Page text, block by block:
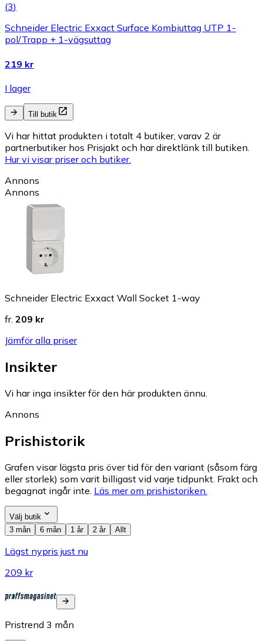
(3)
Schneider Electric Exxact Surface Kombiuttag UTP 1-
pol/Trapp + 1-vägsuttag
219 kr
I lager
Till butik
Vi har hittat produkten i totalt 4 butiker, varav 2 är
partnerbutiker hos Prisjakt och har direktlänk till butiken.
Hur vi visar priser och butiker.
Annons
Annons
Schneider Electric Exxact Wall Socket 1-way
fr. 209 kr
Jämför alla priser
Insikter
Vi har inga insikter för den här produkten ännu.
Annons
Prishistorik
Grafen visar lägsta pris över tid för den variant (såsom färg
eller storlek) som varit billigast vid varje tidpunkt. Frakt och
begagnat ingår inte. Läs mer om prishistoriken.
Välj butik
3 mån
6 mån 1 år 2 år Allt
Lägst nypris just nu
209 kr
Pristrend 3 mån